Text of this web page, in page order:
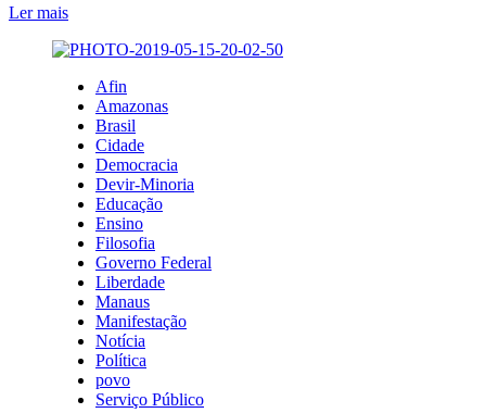
DO
EVENTO
BOLSONARO
Ler maisLeia
sobre
DE
10
MIL
FUNCIONÁRIOS
PÚBLICOS
DO
AMAZONAS
REALIZAM
PARALISAÇÃO
GERAL
GOVERNADOR
OBRIGADO
A
FAZER
PROMESSA
Afin
Amazonas
Brasil
Cidade
Democracia
Devir-Minoria
Educação
Ensino
Filosofia
Governo Federal
Liberdade
Manaus
Manifestação
Notícia
Política
povo
Serviço Público